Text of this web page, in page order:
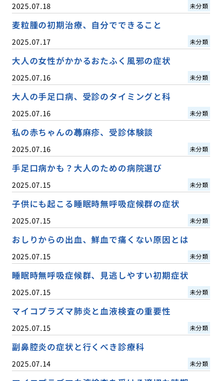
2025.07.18 未分類
麦粒腫の初期治療、自分でできること
2025.07.17 未分類
大人の女性がかかるおたふく風邪の症状
2025.07.16 未分類
大人の手足口病、受診のタイミングと科
2025.07.16 未分類
私の赤ちゃんの蕁麻疹、受診体験談
2025.07.16 未分類
手足口病かも？大人のための病院選び
2025.07.15 未分類
子供にも起こる睡眠時無呼吸症候群の症状
2025.07.15 未分類
おしりからの出血、鮮血で痛くない原因とは
2025.07.15 未分類
睡眠時無呼吸症候群、見逃しやすい初期症状
2025.07.15 未分類
マイコプラズマ肺炎と血液検査の重要性
2025.07.15 未分類
副鼻腔炎の症状と行くべき診療科
2025.07.14 未分類